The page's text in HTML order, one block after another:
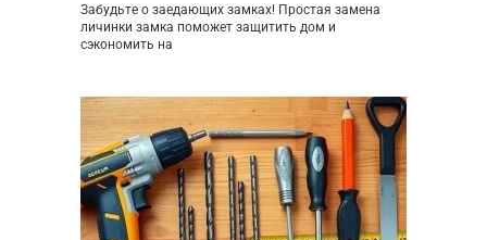
Забудьте о заедающих замках! Простая замена
личинки замка поможет защитить дом и
сэкономить на